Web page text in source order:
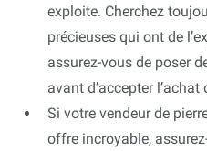
exploite. Cherchez
précieuses qui ont de
assurez-vous de poser
avant d’accepter
Si votre vendeur de
offre incroyable,